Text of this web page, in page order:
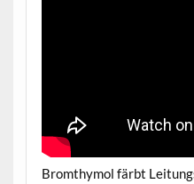
Bromthymol färbt